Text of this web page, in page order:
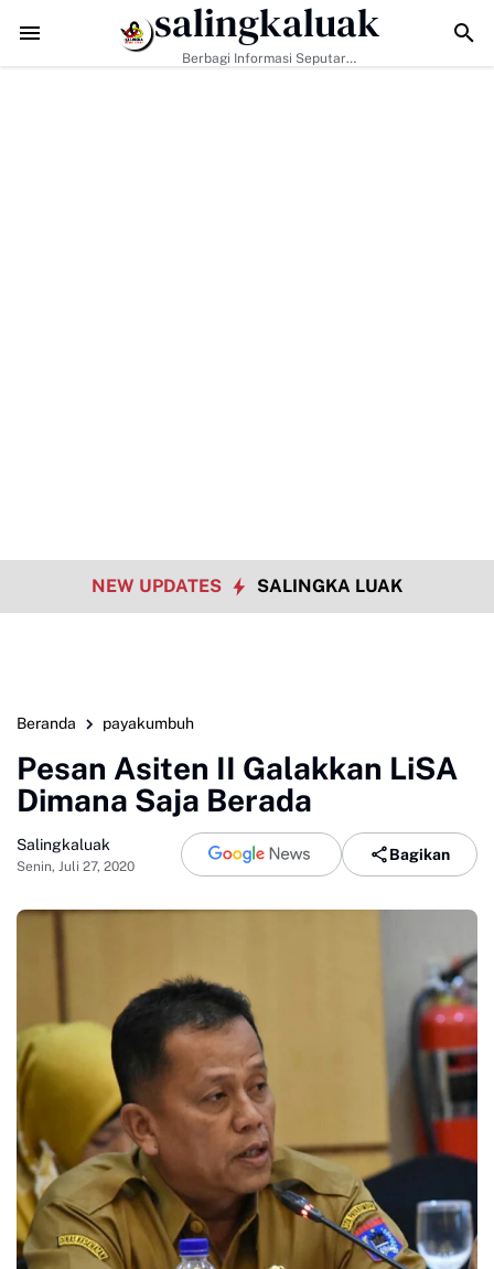
Hanya Tugas Pemerintah, H. Ilson Cong Dorong Keluarga dan
salingkaluak
Berbagi Informasi Seputar
NEW UPDATES SALINGKA LUAK
Beranda payakumbuh
Pesan Asiten II Galakkan LiSA
Dimana Saja Berada
Salingkaluak
Senin, Juli 27, 2020
Bagikan